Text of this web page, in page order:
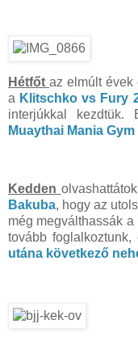
Hétfőt az elmúlt évek
a Klitschko vs Fury
interjúkkal
Muaythai Mania Gym
Kedden
Bakuba, hogy az
még megválthassák
tovább
utána következő